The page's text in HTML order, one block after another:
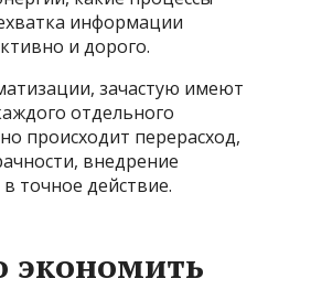
информации
и дорого.
зачастую имеют
отдельного
происходит перерасход,
внедрение
точное действие.
экономить